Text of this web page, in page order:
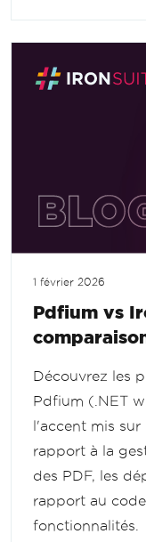
1 février 2026
Pdfium vs
Découvrez les
Pdfium (.NET
l'accent mis
rapport à la
des PDF, les
rapport au
fonctionnalités.